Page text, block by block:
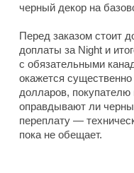
черный декор на
Перед заказом стоит
доплаты за Night и
с обязательными
окажется
долларов,
оправдывают ли
переплату —
пока не обещает.